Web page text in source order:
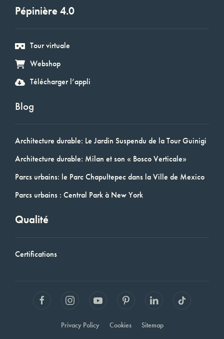
Pépinière 4.0
Tour virtuale
Webshop
Télécharger l’appli
Blog
Architecture durable: Le Jardin Suspendu de la Tour Guinigi
Architecture durable: Milan et son « Bosco Verticale»
Parcs urbains: le Parc Chapultepec dans la Ville de Mexico
Parcs urbains : Central Park à New York
Qualité
Certifications
Privacy Policy Cookies Sitemap